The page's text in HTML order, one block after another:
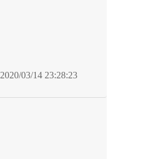
2020/03/14 23:28:23